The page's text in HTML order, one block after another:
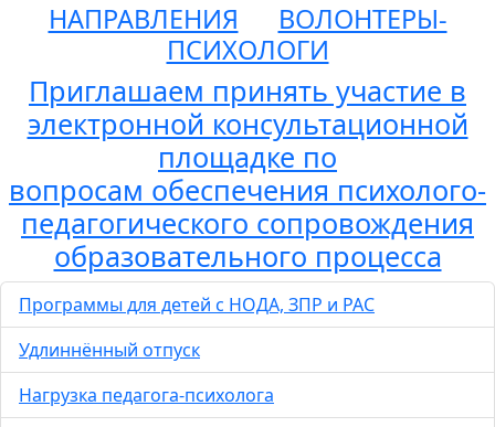
НАПРАВЛЕНИЯ
ВОЛОНТЕРЫ-
ПСИХОЛОГИ
Приглашаем принять участие в
электронной консультационной
площадке по
вопросам обеспечения психолого-
педагогического сопровождения
образовательного процесса
Программы для детей с НОДА, ЗПР и РАС
Удлиннённый отпуск
Нагрузка педагога-психолога